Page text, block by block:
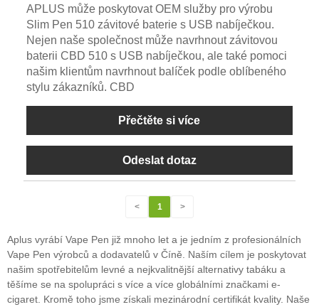
APLUS může poskytovat OEM služby pro výrobu
Slim Pen 510 závitové baterie s USB nabíječkou.
Nejen naše společnost může navrhnout závitovou
baterii CBD 510 s USB nabíječkou, ale také pomoci
našim klientům navrhnout balíček podle oblíbeného
stylu zákazníků. CBD
Přečtěte si více
Odeslat dotaz
< 1 >
Aplus vyrábí Vape Pen již mnoho let a je jedním z profesionálních
Vape Pen výrobců a dodavatelů v Číně. Naším cílem je poskytovat
našim spotřebitelům levné a nejkvalitnější alternativy tabáku a
těšíme se na spolupráci s více a více globálními značkami e-
cigaret. Kromě toho jsme získali mezinárodní certifikát kvality. Naše